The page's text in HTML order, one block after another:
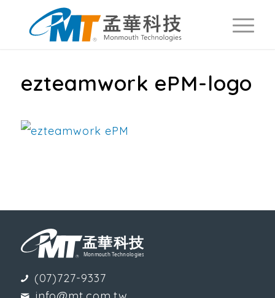
ezteamwork ePM-logo
(07)727-9337